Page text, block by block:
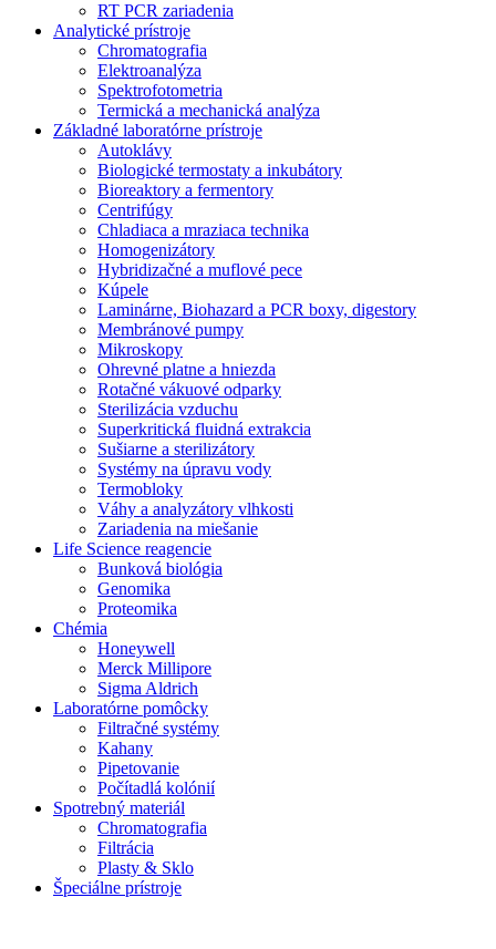
RT PCR zariadenia
Analytické prístroje
Chromatografia
Elektroanalýza
Spektrofotometria
Termická a mechanická analýza
Základné laboratórne prístroje
Autoklávy
Biologické termostaty a inkubátory
Bioreaktory a fermentory
Centrifúgy
Chladiaca a mraziaca technika
Homogenizátory
Hybridizačné a muflové pece
Kúpele
Laminárne, Biohazard a PCR boxy, digestory
Membránové pumpy
Mikroskopy
Ohrevné platne a hniezda
Rotačné vákuové odparky
Sterilizácia vzduchu
Superkritická fluidná extrakcia
Sušiarne a sterilizátory
Systémy na úpravu vody
Termobloky
Váhy a analyzátory vlhkosti
Zariadenia na miešanie
Life Science reagencie
Bunková biológia
Genomika
Proteomika
Chémia
Honeywell
Merck Millipore
Sigma Aldrich
Laboratórne pomôcky
Filtračné systémy
Kahany
Pipetovanie
Počítadlá kolónií
Spotrebný materiál
Chromatografia
Filtrácia
Plasty & Sklo
Špeciálne prístroje